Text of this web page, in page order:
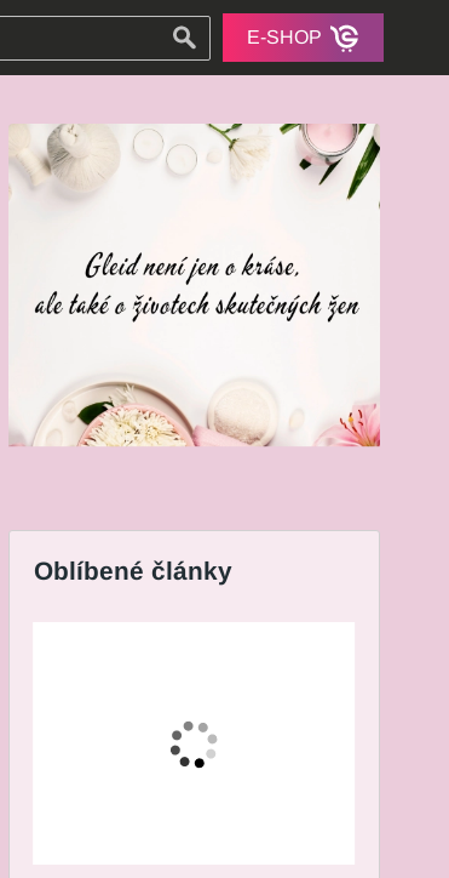
E-SHOP
Oblíbené články